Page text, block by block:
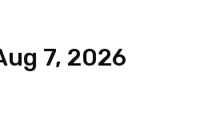
7, 2026